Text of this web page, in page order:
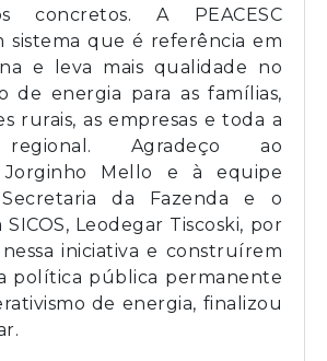
concretos. A PEACESC
sistema que é referência em
e leva mais qualidade no
de energia para as famílias,
rurais, as empresas e toda a
regional. Agradeço ao
Jorginho Mello e à equipe
da Fazenda e o
Leodegar Tiscoski, por
iniciativa e construírem
política pública permanente
de energia, finalizou